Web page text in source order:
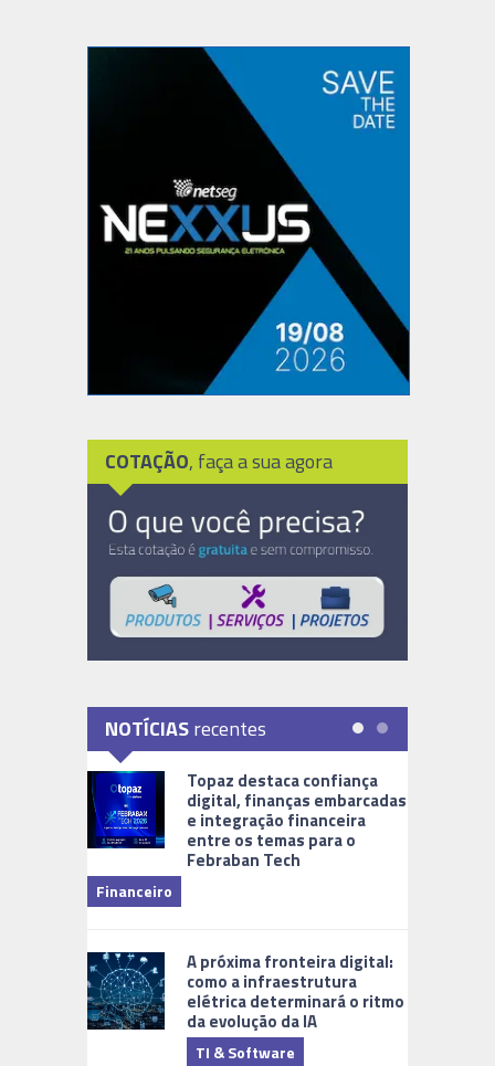
COTAÇÃO, faça a sua agora
NOTÍCIASrecentes
Topaz destaca confiança
digital, finanças embarcadas
e integração financeira
entre os temas para o
Febraban Tech
Financeiro
A próxima fronteira digital:
como a infraestrutura
elétrica determinará o ritmo
da evolução da IA
TI & Software